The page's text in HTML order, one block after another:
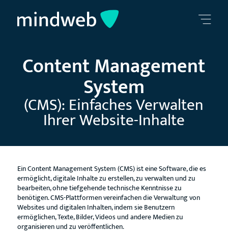
Content Management
System
(CMS): Einfaches Verwalten
Ihrer Website-Inhalte
Ein Content Management System (CMS) ist eine Software, die es
ermöglicht, digitale Inhalte zu erstellen, zu verwalten und zu
bearbeiten, ohne tiefgehende technische Kenntnisse zu
benötigen. CMS-Plattformen vereinfachen die Verwaltung von
Websites und digitalen Inhalten, indem sie Benutzern
ermöglichen, Texte, Bilder, Videos und andere Medien zu
organisieren und zu veröffentlichen.